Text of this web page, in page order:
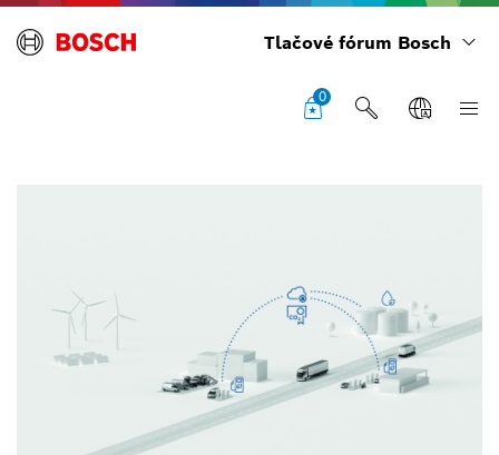
Tlačové fórum Bosch
0